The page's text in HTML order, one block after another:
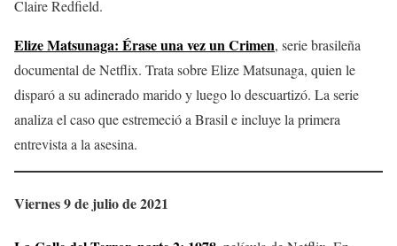
Claire Redfield.
Elize Matsunaga: Érase una vez un Crimen, serie brasileña
documental de Netflix. Trata sobre Elize Matsunaga, quien le
disparó a su adinerado marido y luego lo descuartizó. La serie
analiza el caso que estremeció a Brasil e incluye la primera
entrevista a la asesina.
Viernes 9 de julio de 2021